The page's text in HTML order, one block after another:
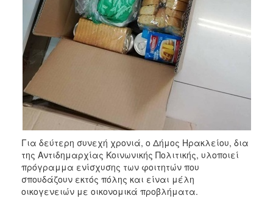
Αδειοδότηση
&
Έλεγχος
Βρεφονηπιακών
Σταθμών
Ξενώνας
Φιλοξενίας
Γυναικών
Κέντρο
Κοινότητας
Κοινωνικό
Φαρμακείο
Για δεύτερη συνεχή χρονιά, ο Δήμος Ηρακλείου, δια
της Αντιδημαρχίας Κοινωνικής Πολιτικής, υλοποιεί
πρόγραμμα ενίσχυσης των φοιτητών που
σπουδάζουν εκτός πόλης και είναι μέλη
οικογενειών με οικονομικά προβλήματα.